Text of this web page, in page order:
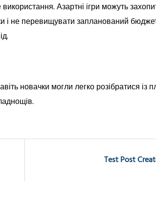
Азартні ігри можуть
і не перевищувати запланований
новачки могли легко розібратися
Test Post